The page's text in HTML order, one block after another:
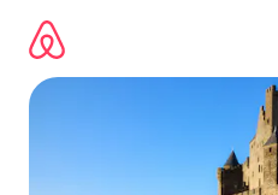
direct
naar
inhoud